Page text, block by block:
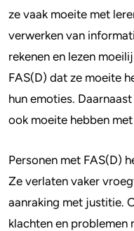
ze vaak moeite met
verwerken van
rekenen en lezen
FAS(D) dat ze moeite
hun emoties.
ook moeite hebben
Personen met FAS(D)
Ze verlaten vaker
aanraking met justitie.
klachten en problemen